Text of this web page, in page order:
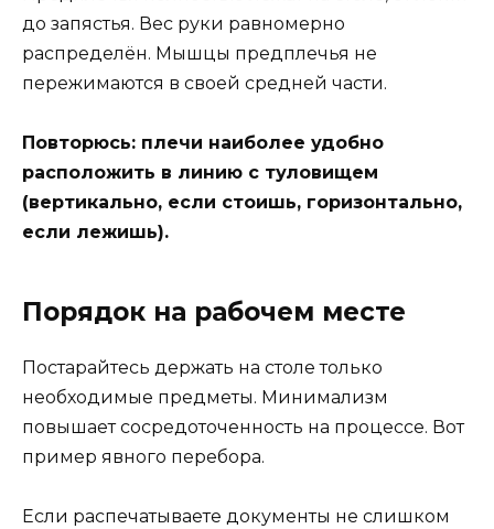
до запястья. Вес руки равномерно
распределён. Мышцы предплечья не
пережимаются в своей средней части.
Повторюсь: плечи наиболее удобно
расположить в линию с туловищем
(вертикально, если стоишь, горизонтально,
если лежишь).
Порядок на рабочем месте
Постарайтесь держать на столе только
необходимые предметы. Минимализм
повышает сосредоточенность на процессе. Вот
пример явного перебора.
Если распечатываете документы не слишком